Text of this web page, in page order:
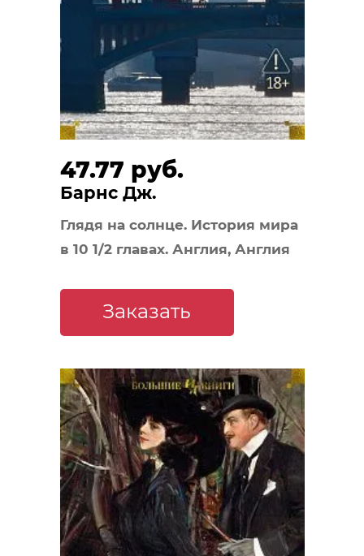
47.77 руб.
Барнс Дж.
Глядя на солнце. История мира
в 10 1/2 главах. Англия, Англия
Заказать